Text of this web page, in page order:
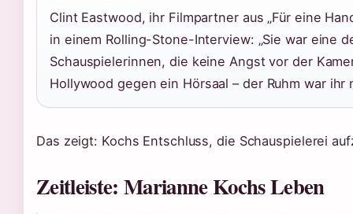
Clint Eastwood, ihr Filmpartner aus „Für eine
in einem Rolling-Stone-Interview: „Sie war eine
Schauspielerinnen, die keine Angst vor der
Hollywood gegen ein Hörsaal – der Ruhm war ihr
Das zeigt: Kochs Entschluss, die Schauspielerei
Zeitleiste: Marianne Kochs Leben